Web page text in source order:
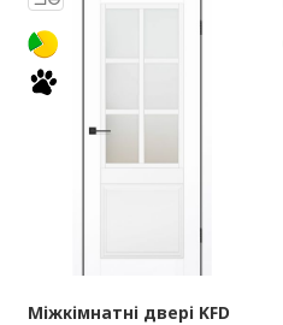
Міжкімнатні двері KFD